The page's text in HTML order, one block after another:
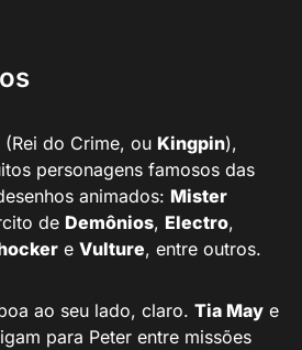
do Crime, ou Kingpin),
personagens famosos das
animados: Mister
de Demônios, Electro,
e Vulture, entre outros.
ao seu lado, claro. Tia May e
para Peter entre missões